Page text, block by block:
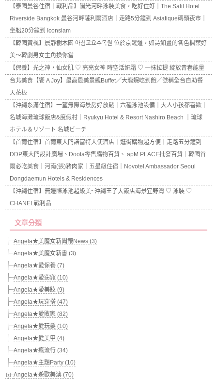
【泰國曼谷住宿｜戰利品】陽光河畔泳裝美食，吃好住好｜The Salil Hotel
Riverside Bangkok 曼谷河畔薩利爾酒店｜走路5分鐘到 Asiatique碼頭夜市｜
坐船20分鐘到 Iconsiam
【韓國賞楓】晨靜樹木園 아침고요수목원 位於京畿道，如詩如畫的各色楓葉好
美～韓劇男女主角換你當
【保養】光之神，仙女肌 ♡ 亮亮女神 時空活妍霜 ♡ 一抹拉提 綻放青春能量
台北美食【饗 A Joy】最高最美景觀Buffet／大龍蝦吃到飽／號稱全台自助餐
天花板
【沖繩糸滿住宿】一望無際海景房好放鬆｜六種泳池設備｜大人小孩都喜歡｜
名城海灘琉球飯店&度假村｜Ryukyu Hotel & Resort Nashiro Beach ｜琉球
ホテル＆リゾート 名城ビーチ
【首爾住宿】首爾東大門諾富特大使酒店｜逛街購物超方便｜走路五分鐘到
DDP東大門設計廣場、Doota零售購物百貨、 apM PLACE批發百貨｜韓國首
爾必吃美食｜河南(張)豬肉家｜五星級住宿｜Novotel Ambassador Seoul
Dongdaemun Hotels & Residences
【沖繩住宿】無邊際泳池超級美~沖繩王子大飯店海景宜野灣 ♡ 泳裝 ♡
CHANEL戰利品
文章分類
Angela★美魔女新聞報News (3)
Angela★美魔女新書 (3)
Angela★愛保養 (7)
Angela★愛窈窕 (10)
Angela★愛美妝 (9)
Angela★玩穿搭 (47)
Angela★愛敗家 (82)
Angela★愛玩髮 (10)
Angela★愛美甲 (4)
Angela★瘋流行 (34)
Angela★主題Party (10)
Angela★遊歐美澳 (70)